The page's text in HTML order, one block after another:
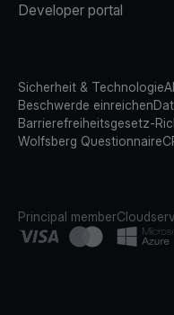
Developer portal
Sicherheit & Technologie
Beschwerde einreichen
Barrierefreiheitsgesetz-
Wolfsberg Questionnaire
Principal member